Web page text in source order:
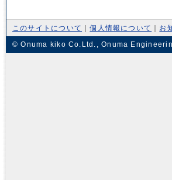
このサイトについて ｜個人情報について
お
© Onuma kiko Co.Ltd., Onuma